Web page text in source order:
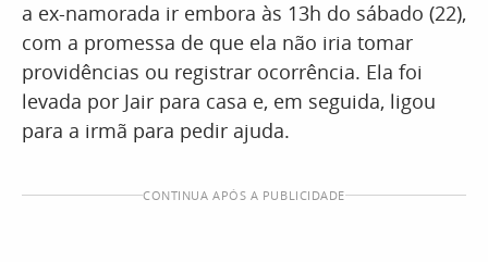
a ex-namorada ir embora às 13h do sábado (22),
com a promessa de que ela não iria tomar
providências ou registrar ocorrência. Ela foi
levada por Jair para casa e, em seguida, ligou
para a irmã para pedir ajuda.
CONTINUA APÓS A PUBLICIDADE